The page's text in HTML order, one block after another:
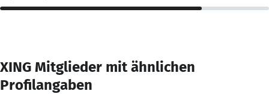
XING Mitglieder mit ähnlichen
Profilangaben